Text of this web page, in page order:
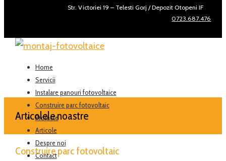
Str. Victoriei 19 – Telesti Gorj / Depozit Otopeni IF
0723.687.476
Home
Servicii
Instalare panouri fotovoltaice
Construire parc fotovoltaic
Proiecte
Articole
Despre noi
Contact
Articolele noastre
Construire parc fotovoltaic